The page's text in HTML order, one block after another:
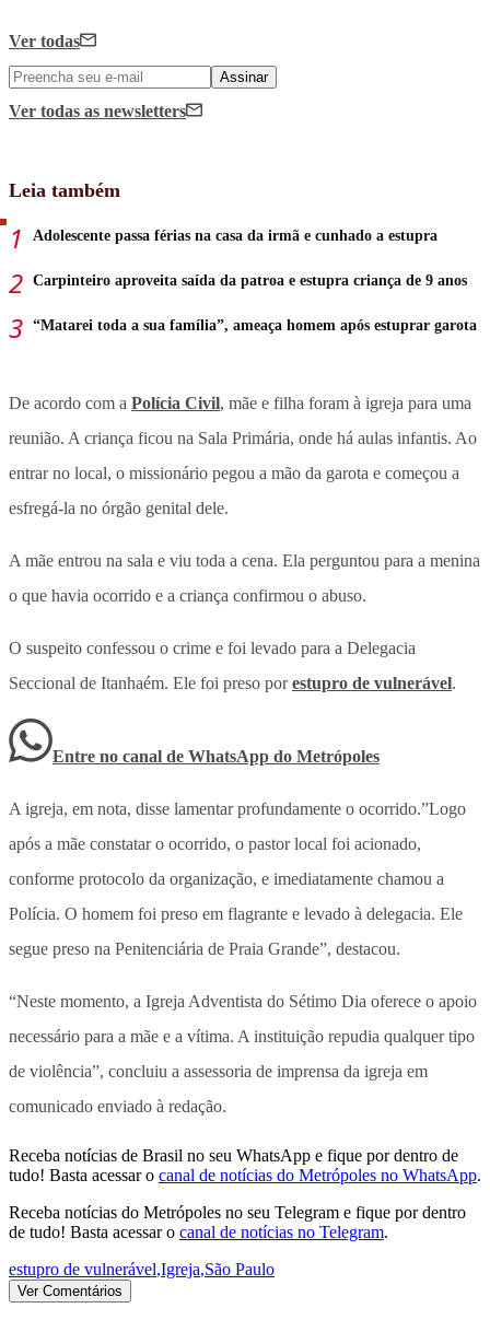
Ver todas
Assinar
Ver todas as newsletters
Leia também
Adolescente passa férias na casa da irmã e cunhado a estupra
Carpinteiro aproveita saída da patroa e estupra criança de 9 anos
“Matarei toda a sua família”, ameaça homem após estuprar garota
De acordo com a Polícia Civil, mãe e filha foram à igreja para uma
reunião. A criança ficou na Sala Primária, onde há aulas infantis. Ao
entrar no local, o missionário pegou a mão da garota e começou a
esfregá-la no órgão genital dele.
A mãe entrou na sala e viu toda a cena. Ela perguntou para a menina
o que havia ocorrido e a criança confirmou o abuso.
O suspeito confessou o crime e foi levado para a Delegacia
Seccional de Itanhaém. Ele foi preso porestupro de vulnerável.
Entre no canal de WhatsApp do Metrópoles
A igreja, em nota, disse lamentar profundamente o ocorrido.”Logo
após a mãe constatar o ocorrido, o pastor local foi acionado,
conforme protocolo da organização, e imediatamente chamou a
Polícia. O homem foi preso em flagrante e levado à delegacia. Ele
segue preso na Penitenciária de Praia Grande”, destacou.
“Neste momento, a Igreja Adventista do Sétimo Dia oferece o apoio
necessário para a mãe e a vítima. A instituição repudia qualquer tipo
de violência”, concluiu a assessoria de imprensa da igreja em
comunicado enviado à redação.
Receba notícias de Brasil no seu WhatsApp e fique por dentro de
tudo! Basta acessar o canal de notícias do Metrópoles no WhatsApp.
Receba notícias do Metrópoles no seu Telegram e fique por dentro
de tudo! Basta acessar o canal de notícias no Telegram.
estupro de vulnerável,Igreja,São Paulo
Ver Comentários